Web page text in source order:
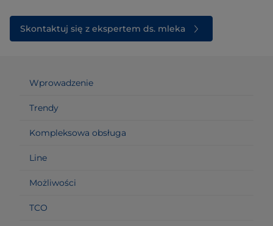
Skontaktuj się z ekspertem ds. mleka
Wprowadzenie
Trendy
Kompleksowa obsługa
Line
Możliwości
TCO